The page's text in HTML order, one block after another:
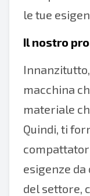
le tue
Il nostro
macchina
materiale
Quindi, ti
esigenze
del settore,